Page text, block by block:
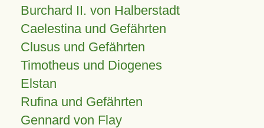
Burchard II. von Halberstadt
Caelestina und Gefährten
Clusus und Gefährten
Timotheus und Diogenes
Elstan
Rufina und Gefährten
Gennard von Flay